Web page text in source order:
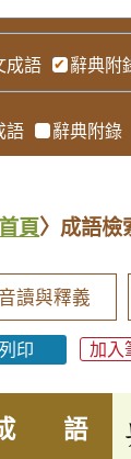
成語 辭典附
語 辭典附錄
首頁〉成語檢
音讀與釋義
列印 加入
語